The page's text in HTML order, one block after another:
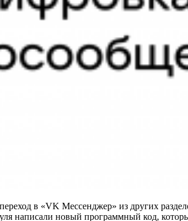
в «VK Мессенджер» из других
написали новый программный код,